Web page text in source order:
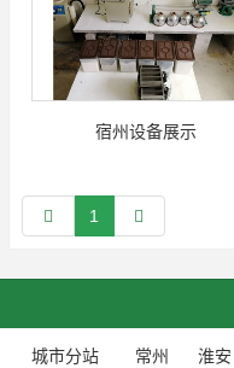
宿州设备展示
1
城市分站 常州 淮安